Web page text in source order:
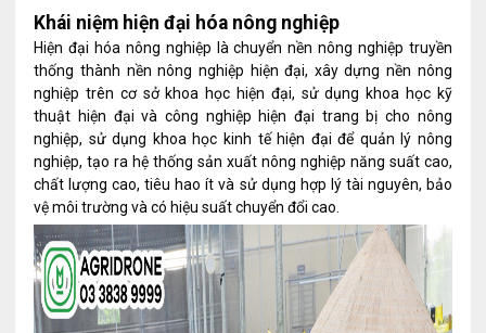
Khái niệm hiện đại hóa nông nghiệp
Hiện đại hóa nông nghiệp là chuyển nền nông nghiệp truyền
thống thành nền nông nghiệp hiện đại, xây dựng nền nông
nghiệp trên cơ sở khoa học hiện đại, sử dụng khoa học kỹ
thuật hiện đại và công nghiệp hiện đại trang bị cho nông
nghiệp, sử dụng khoa học kinh tế hiện đại để quản lý nông
nghiệp, tạo ra hệ thống sản xuất nông nghiệp năng suất cao,
chất lượng cao, tiêu hao ít và sử dụng hợp lý tài nguyên, bảo
vệ môi trường và có hiệu suất chuyển đổi cao.